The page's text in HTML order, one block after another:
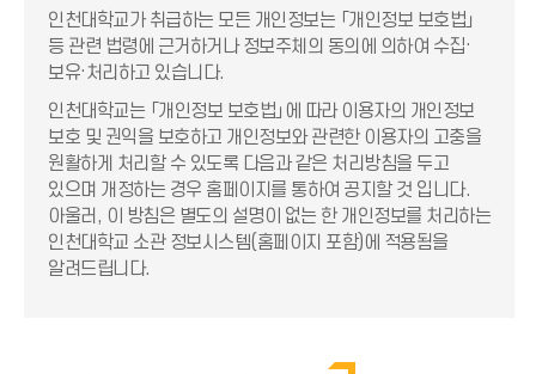
인천대학교가 취급하는 모든 개인정보는 「개인정보 보호법」
등 관련 법령에 근거하거나 정보주체의 동의에 의하여 수집·
보유·처리하고 있습니다.
인천대학교는 「개인정보 보호법」에 따라 이용자의 개인정보
보호 및 권익을 보호하고 개인정보와 관련한 이용자의 고충을
원활하게 처리할 수 있도록 다음과 같은 처리방침을 두고
있으며 개정하는 경우 홈페이지를 통하여 공지할 것 입니다.
아울러, 이 방침은 별도의 설명이 없는 한 개인정보를 처리하는
인천대학교 소관 정보시스템(홈페이지 포함)에 적용됨을
알려드립니다.